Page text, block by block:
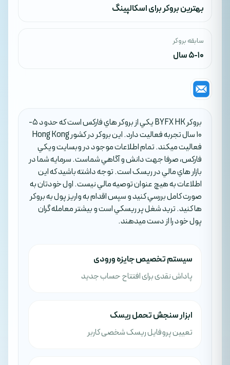
بهترین بروکر برای اسکالپینگ
سابقه بروکر
5-10 سال
بروکر BYFX HK يکي از بروکر هاي فارکس است که حدود 5-
10 سال تجربه فعاليت دارد. اين بروکر در کشور Hong Kong
فعاليت ميکند. تمام اطلاعات موجود در وبسايت ويکي
فارکس، صرفا جهت دانش و آگاهي شماست. سرمايه شما در
بازار هاي مالي در ريسک است. توجه داشته باشيد که اين
اطلاعات به هيچ عنوان توصيه مالي نيست. اول خودتان به
صورت کامل بررسي کنيد و سپس اقدام به واريز پول به بروکر
ها کنيد. تريد شغل پر ريسکي است و بيشتر معامله گران
پول خود را از دست ميدهند.
سیستم تخصیص جایزه ورودی
پاداش نقدی برای افتتاح حساب جدید
ابزار سنجش تحمل ریسک
تعیین پروفایل ریسک شخصی کاربر